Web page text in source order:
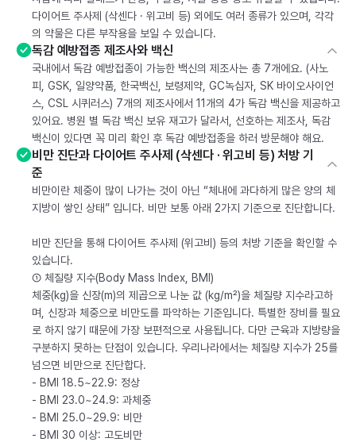
다이어트 주사제 (삭센다 · 위고비 등) 외에도 여러 종류가 있으며, 각각
의 약물은 다른 부작용을 보일 수 있습니다.
독감 예방접종 제조사와 백신
국내에서 독감 예방접종이 가능한 백신의 제조사는 총 7개에요. (사노
피, GSK, 일양약품, 한국백신, 보령제약, GC녹십자, SK 바이오사이언
스, CSL 시퀴러스) 7개의 제조사에서 11개의 4가 독감 백신을 제공하고
있어요. 병원 별 독감 백신 보유 재고가 달라서, 선호하는 제조사, 독감
백신이 있다면 꼭 미리 확인 후 독감 예방접종을 하러 방문해야 해요.
비만 진단과 다이어트 주사제 (삭센다 · 위고비 등) 처방 기
준
비만이란 체중이 많이 나가는 것이 아닌 “체내에 과다하게 많은 양의 체
지방이 쌓인 상태” 입니다. 비만 보통 아래 2가지 기준으로 진단합니다.
비만 진단을 통해 다이어트 주사제 (위고비) 등의 처방 기준을 확인할 수
있습니다.
① 체질량 지수(Body Mass Index, BMI)
체중(kg)을 신장(m)의 제곱으로 나눈 값 (kg/m²)을 체질량 지수라고하
며, 신장과 체중으로 비만도를 파악하는 기준입니다. 특별한 장비를 필요
로 하지 않기 때문에 가장 보편적으로 사용됩니다. 다만 근육과 지방량을
구분하지 못하는 단점이 있습니다. 우리나라에서는 체질량 지수가 25를
넘으면 비만으로 진단합다.
- BMI 18.5~22.9: 정상
- BMI 23.0~24.9: 과체중
- BMI 25.0~29.9: 비만
- BMI 30 이상: 고도비만